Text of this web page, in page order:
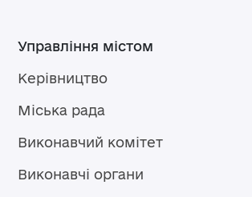
Управління містом
Керівництво
Міська рада
Виконавчий комітет
Виконавчі органи